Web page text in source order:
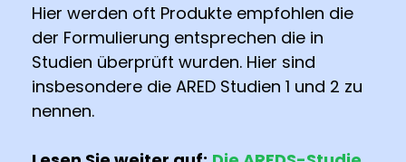
Hier werden oft Produkte empfohlen die
der Formulierung entsprechen die in
Studien überprüft wurden. Hier sind
insbesondere die ARED Studien 1 und 2 zu
nennen.